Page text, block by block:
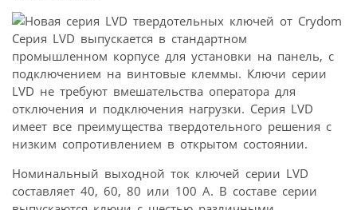
Серия LVD выпускается в стандартном
промышленном корпусе для установки на панель, с
подключением на винтовые клеммы. Ключи серии
LVD не требуют вмешательства оператора для
отключения и подключения нагрузки. Серия LVD
имеет все преимущества твердотельного решения с
низким сопротивлением в открытом состоянии.
Номинальный выходной ток ключей серии LVD
составляет 40, 60, 80 или 100 А. В составе серии